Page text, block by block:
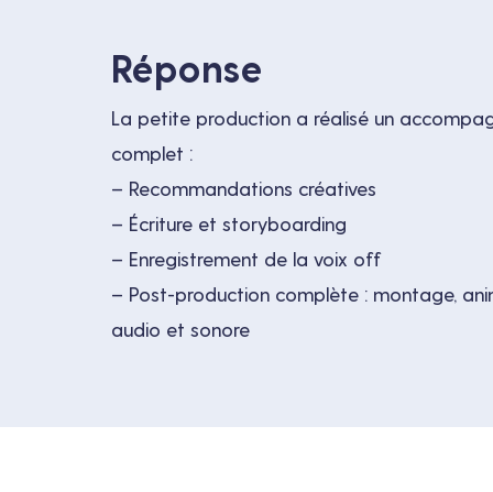
Réponse
La petite production a réalisé un
complet :
– Recommandations créatives
– Écriture et storyboarding
– Enregistrement de la voix off
– Post-production complète : montage,
audio et sonore